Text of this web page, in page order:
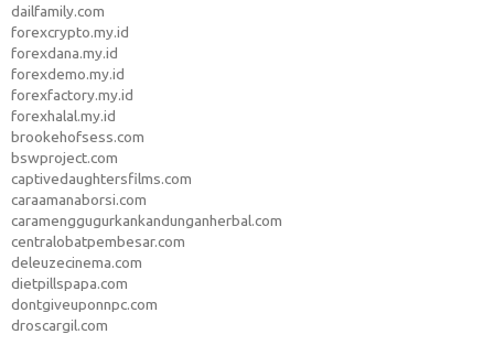
dailfamily.com
forexcrypto.my.id
forexdana.my.id
forexdemo.my.id
forexfactory.my.id
forexhalal.my.id
brookehofsess.com
bswproject.com
captivedaughtersfilms.com
caraamanaborsi.com
caramenggugurkankandunganherbal.com
centralobatpembesar.com
deleuzecinema.com
dietpillspapa.com
dontgiveuponnpc.com
droscargil.com